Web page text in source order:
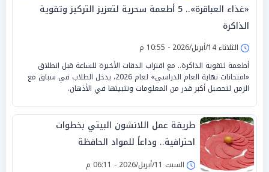
«غذاء العباقرة».. 5 أطعمة سحرية لتعزيز التركيز وتقوية
الذاكرة
الثلاثاء 14/أبريل/2026 - 10:55 م
أطعمة لتقوية الذاكرة.. مع اقتراب الدقات الأخيرة للساعة قبل انطلاق
«امتحانات نهاية العام الدراسي» لعام 2026، يدخل الطلاب في سباق مع
الزمن لتحصيل أكبر قدر من المعلومات وتثبيتها في الأذهان.
طريقة عمل اللانشون البيتي بخطوات
احترافية.. وداعاً للمواد الحافظة
السبت 11/أبريل/2026 - 06:11 م